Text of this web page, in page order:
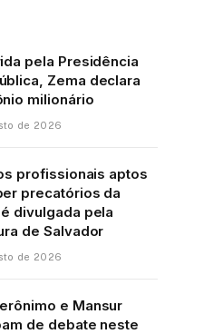
pela Presidência
Zema declara
milionário
de 2026
profissionais aptos
precatórios da
divulgada pela
de Salvador
de 2026
e Mansur
de debate neste